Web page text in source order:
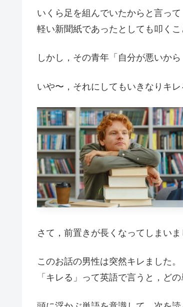
いくら足を組んでいたからと言って
軽い新聞紙であったとしても叩くこ
しかし，その青年「自分が悪いか
いや〜，それにしてもいきなりキ
さて，前置きが長くなってしまいま
このお話の男性は突然キレました。
「キレる」って英語で言うと，ど